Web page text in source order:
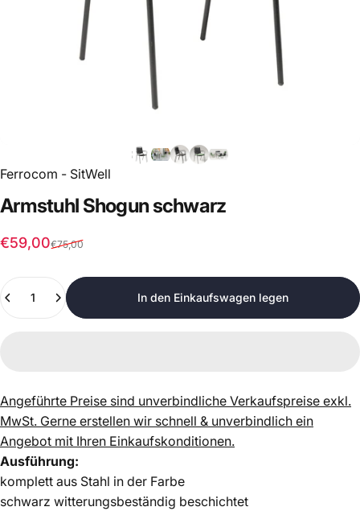
Ferrocom - SitWell
Armstuhl Shogunschwarz
Verkaufspreis
€59,00
Normaler Preis
€75,00
Anzahl
In den Einkaufswagen legen
Angeführte Preise sind unverbindliche Verkaufspreise exkl.
MwSt. Gerne erstellen wir schnell & unverbindlich ein
Angebot mit Ihren Einkaufskonditionen.
Ausführung:
komplett aus Stahl in der Farbe
schwarz witterungsbeständig beschichtet